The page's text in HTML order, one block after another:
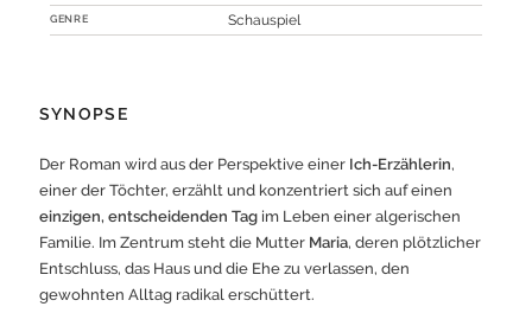
GENRE Schauspiel
SYNOPSE
Der Roman wird aus der Perspektive einer Ich-Erzählerin,
einer der Töchter, erzählt und konzentriert sich auf einen
einzigen, entscheidenden Tagim Leben einer algerischen
Familie. Im Zentrum steht die Mutter Maria, deren plötzlicher
Entschluss, das Haus und die Ehe zu verlassen, den
gewohnten Alltag radikal erschüttert.